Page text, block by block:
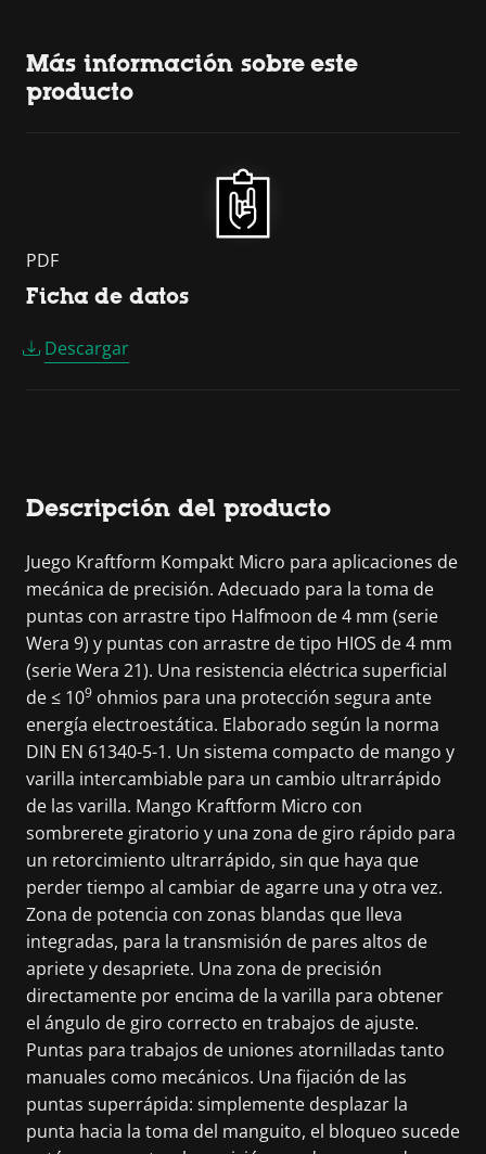
Más información sobre este
producto
PDF
Ficha de datos
Descargar
Descripción del producto
Juego Kraftform Kompakt Micro para aplicaciones de
mecánica de precisión. Adecuado para la toma de
puntas con arrastre tipo Halfmoon de 4 mm (serie
Wera 9) y puntas con arrastre de tipo HIOS de 4 mm
(serie Wera 21). Una resistencia eléctrica superficial
de ≤ 109 ohmios para una protección segura ante
energía electroestática. Elaborado según la norma
DIN EN 61340-5-1. Un sistema compacto de mango y
varilla intercambiable para un cambio ultrarrápido
de las varilla. Mango Kraftform Micro con
sombrerete giratorio y una zona de giro rápido para
un retorcimiento ultrarrápido, sin que haya que
perder tiempo al cambiar de agarre una y otra vez.
Zona de potencia con zonas blandas que lleva
integradas, para la transmisión de pares altos de
apriete y desapriete. Una zona de precisión
directamente por encima de la varilla para obtener
el ángulo de giro correcto en trabajos de ajuste.
Puntas para trabajos de uniones atornilladas tanto
manuales como mecánicos. Una fijación de las
puntas superrápida: simplemente desplazar la
punta hacia la toma del manguito, el bloqueo sucede